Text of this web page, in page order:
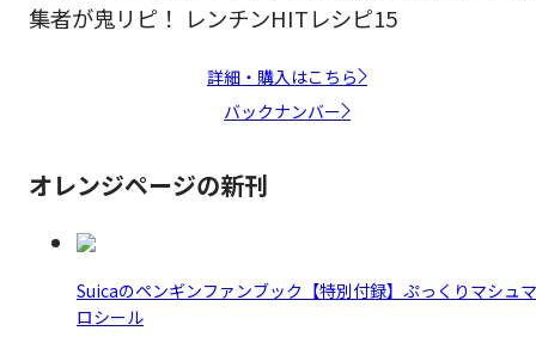
集者が鬼リピ！ レンチンHITレシピ15
詳細・購入はこちら
バックナンバー
オレンジページの新刊
Suicaのペンギンファンブック【特別付録】ぷっくりマシュマ
ロシール